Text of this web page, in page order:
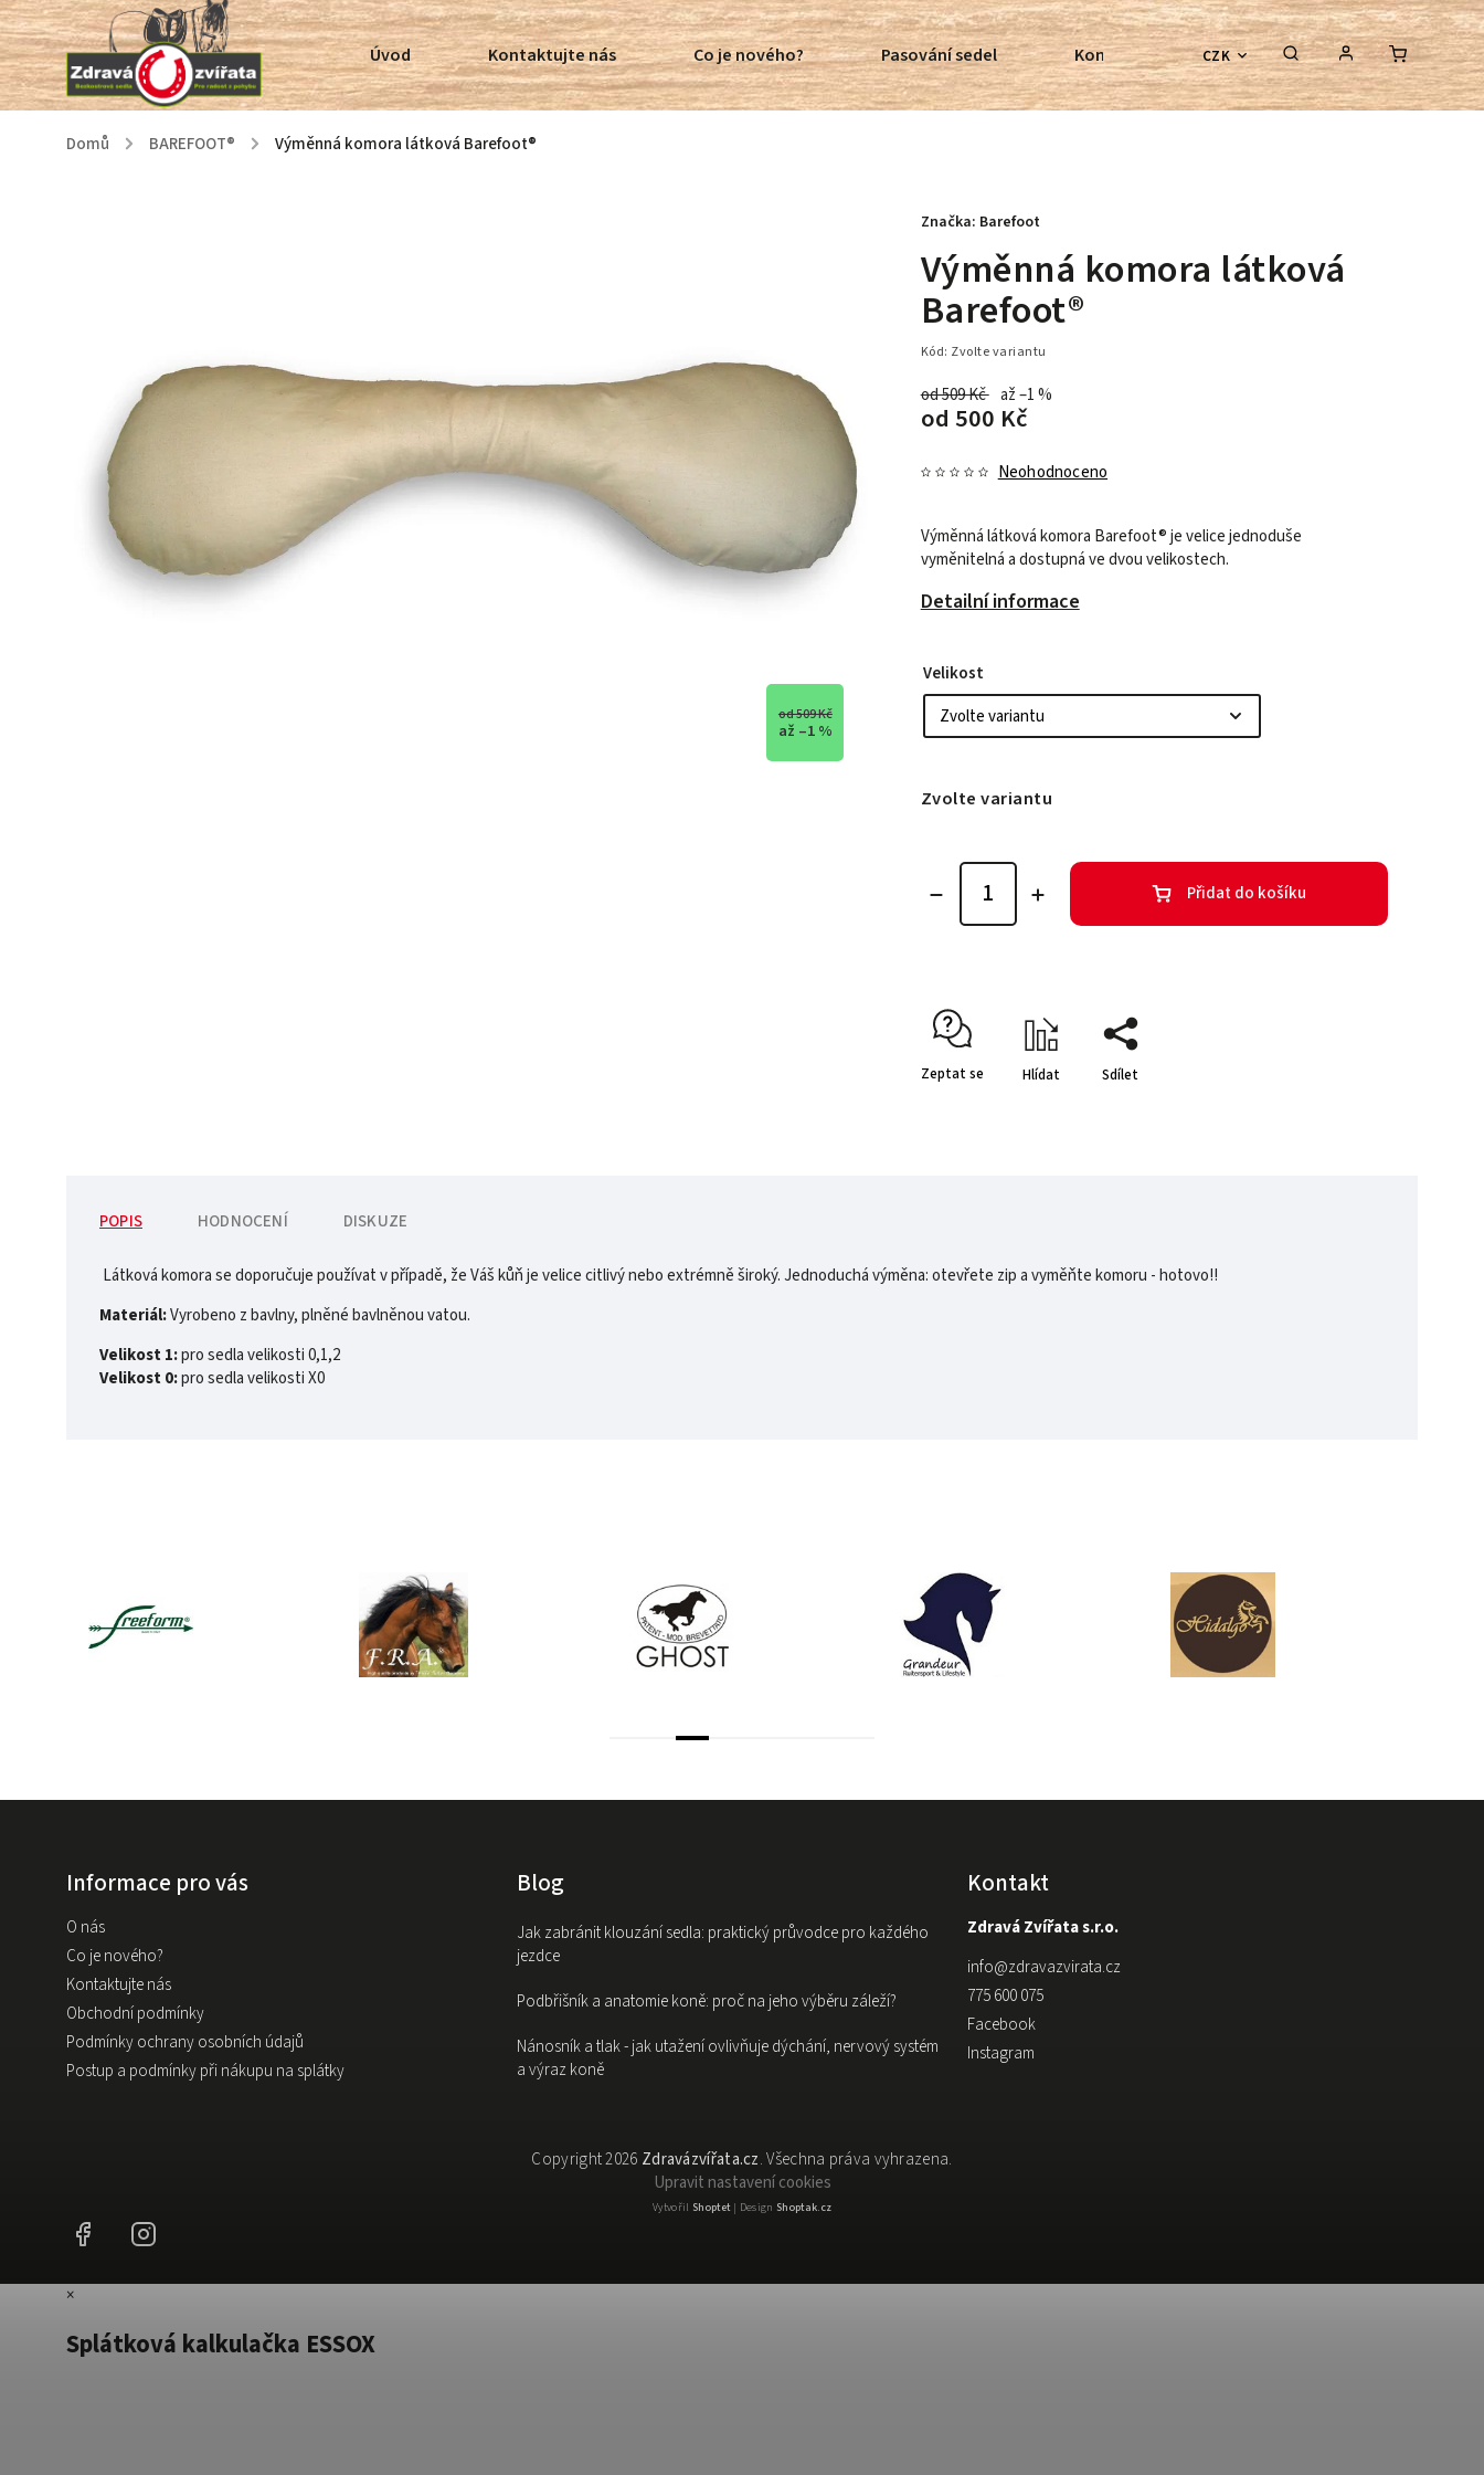
CZK
Úvod Kontaktujte nás Co je nového? Pasování sedel Kontroly bezkostrových sedel Poradenství
Domů / BAREFOOT® / Výměnná komora látková Barefoot®
od 509 Kč
až –1 %
Výměnná komora látková
Barefoot®
Kód: Zvolte variantu
od 509 Kč až –1 %
od 500 Kč
Neohodnoceno
Výměnná látková komora Barefoot® je velice jednoduše
vyměnitelná a dostupná ve dvou velikostech.
Detailní informace
Značka: Barefoot
Velikost
Zvolte variantu
Přidat do košíku
Zeptat se Hlídat Sdílet
POPIS HODNOCENÍ DISKUZE
Látková komora se doporučuje používat v případě, že Váš kůň je velice citlivý nebo extrémně široký. Jednoduchá výměna: otevřete zip a vyměňte komoru - hotovo!!
Materiál:Vyrobeno z bavlny, plněné bavlněnou vatou.
Velikost 1:pro sedla velikosti 0,1,2
Velikost 0:pro sedla velikosti X0
Informace pro vás
O nás
Co je nového?
Kontaktujte nás
Obchodní podmínky
Podmínky ochrany osobních údajů
Postup a podmínky při nákupu na splátky
Blog
Jak zabránit klouzání sedla: praktický průvodce pro každého
jezdce
Podbřišník a anatomie koně: proč na jeho výběru záleží?
Nánosník a tlak - jak utažení ovlivňuje dýchání, nervový systém
a výraz koně
Kontakt
Zdravá Zvířata s.r.o.
info@zdravazvirata.cz
775 600 075
Facebook
Instagram
Copyright 2026 Zdravázvířata.cz. Všechna práva vyhrazena.
Upravit nastavení cookies
Vytvořil Shoptet| Design Shoptak.cz
Facebook
×
Splátková kalkulačka ESSOX